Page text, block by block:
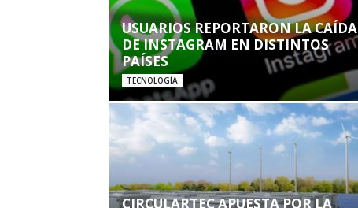
USUARIOS REPORTARON LA CAÍDA
DE INSTAGRAM EN DISTINTOS
PAÍSES
TECNOLOGÍA
CIRCULARTEC APUESTA POR LA